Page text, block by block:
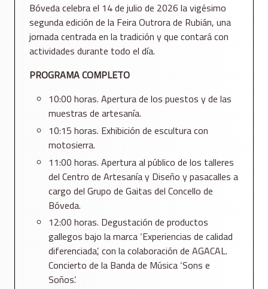
Bóveda celebra el 14 de julio de 2026 la vigésimo
segunda edición de la Feira Outrora de Rubián, una
jornada centrada en la tradición y que contará con
actividades durante todo el día.
PROGRAMA COMPLETO
10:00 horas. Apertura de los puestos y de las
muestras de artesanía.
10:15 horas. Exhibición de escultura con
motosierra.
11:00 horas. Apertura al público de los talleres
del Centro de Artesanía y Diseño y pasacalles a
cargo del Grupo de Gaitas del Concello de
Bóveda.
12:00 horas. Degustación de productos
gallegos bajo la marca ‘Experiencias de calidad
diferenciada’, con la colaboración de AGACAL.
Concierto de la Banda de Música ‘Sons e
Soños’.